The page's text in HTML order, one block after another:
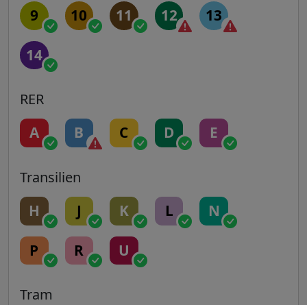
9 10 11 12 13
14
RER
A B C D E
Transilien
H J K L N
P R U
Tram